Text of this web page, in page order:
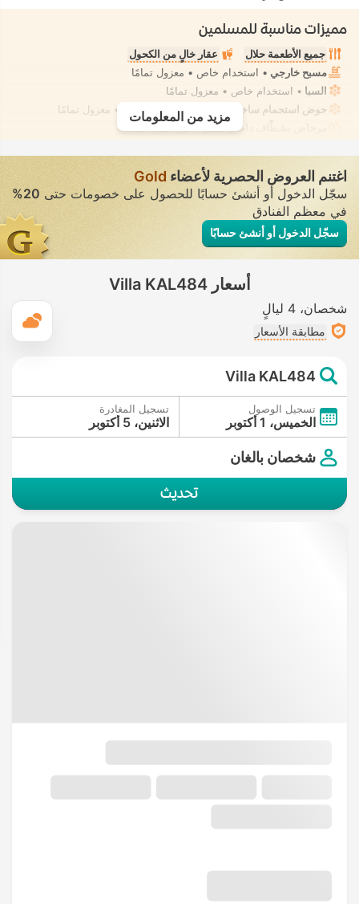
مميزات مناسبة للمسلمين
جميع الأطعمة حلال
عقار خالٍ من الكحول
مسبح خارجي • استخدام خاص • معزول تمامًا
السبا • استخدام خاص • معزول تمامًا
حوض استحمام ساخن/جاكوزي
• استخدام خاص • معزول تمامًا
مرحاض بشطّاف داخلي مدمج
• في جميع الفيلات
مزيد من المعلومات
اغتنم العروض الحصرية لأعضاء Gold
سجّل الدخول أو أنشئ حسابًا للحصول على خصومات حتى20%
في معظم الفنادق
سجّل الدخول أو أنشئ حسابًا
أسعار Villa KAL484
شخصان 4 ليالٍ
مطابقة الأسعار
Villa KAL484
تسجيل الوصول
الخميس، 1 أكتوبر
تسجيل المغادرة
الاثنين، 5 أكتوبر
شخصان بالغان
تحديث